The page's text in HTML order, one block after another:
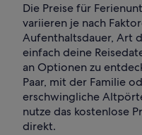
Die Preise für
variieren je nach
Aufenthaltsdauer, Art
einfach deine
an Optionen zu
Paar, mit der Familie
erschwingliche
nutze das kostenlose
direkt.